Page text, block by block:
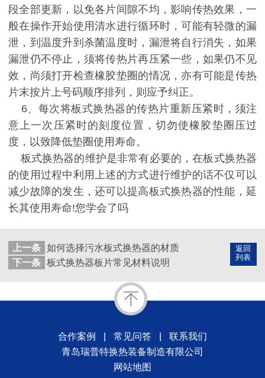
段全部更新，以免各片间隙不均，影响传热效果，一
般在操作开始使用清水进行循环时，可能有轻微的漏
泄，到温度升到杀菌温度时，漏泄将自行消失，如果
漏泄仍不停止，须将传热片再压紧一些，如果仍不见
效，尚须打开检查橡胶垫圈的情况，亦有可能是传热
片末按片上号码顺序排列，则应予纠正。
6、每次将板式换热器的传热片重新压紧时，须注
意上一次压紧时的刻度位置，切勿使橡胶垫圈压过
度，以致降低垫圈使用寿命。
板式换热器的维护是非常有必要的，在板式换热器
的使用过程中利用上述的方式进行维护的话不仅可以
减少故障的发生，还可以提高板式换热器的性能，延
长其使用寿命!您学会了吗
返回
列表
上一条 如何选择污水板式换热器的材质
下一条 板式换热器板片常见材料说明
合作案例 常见问答
联系我们
青岛瑞普特换热装备制造有限公司
网站地图